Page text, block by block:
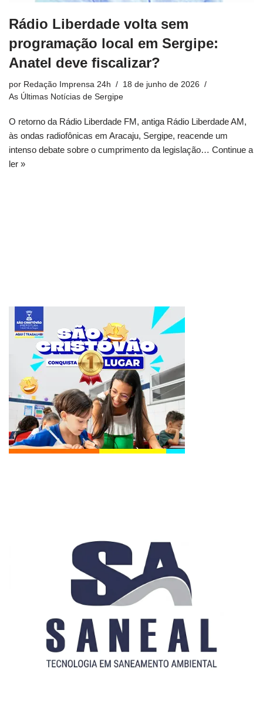
Rádio Liberdade volta sem
programação local em Sergipe:
Anatel deve fiscalizar?
por Redação Imprensa 24h
18 de junho de 2026
As Últimas Notícias de Sergipe
O retorno da Rádio Liberdade FM, antiga Rádio Liberdade AM,
às ondas radiofônicas em Aracaju, Sergipe, reacende um
intenso debate sobre o cumprimento da legislação… Continue a
ler »